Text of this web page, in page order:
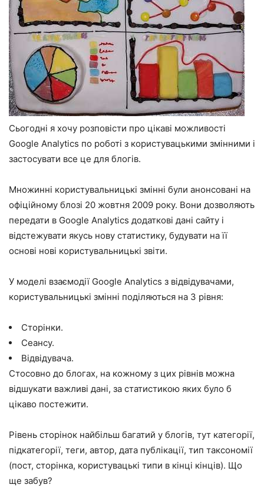
Сьогодні я хочу розповісти про цікаві можливості
Google Analytics по роботі з користувацькими змінними і
застосувати все це для блогів.
Множинні користувальницькі змінні були анонсовані на
офіційному блозі 20 жовтня 2009 року. Вони дозволяють
передати в Google Analytics додаткові дані сайту і
відстежувати якусь нову статистику, будувати на її
основі нові користувальницькі звіти.
У моделі взаємодії Google Analytics з відвідувачами,
користувальницькі змінні поділяються на 3 рівня:
Сторінки.
Сеансу.
Відвідувача.
Стосовно до блогах, на кожному з цих рівнів можна
відшукати важливі дані, за статистикою яких було б
цікаво постежити.
Рівень сторінок найбільш багатий у блогів, тут категорії,
підкатегорії, теги, автор, дата публікації, тип таксономії
(пост, сторінка, користувацькі типи в кінці кінців). Що
ще забув?